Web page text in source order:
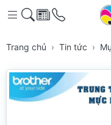
Trang chủ Tin tức